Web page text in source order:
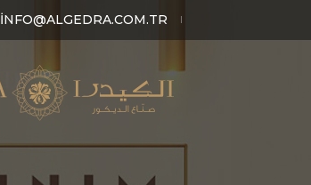
INFO@ALGEDRA.COM.TR